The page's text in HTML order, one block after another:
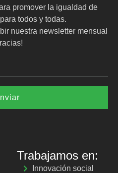
promover la igualdad de
todos y todas.
nuestra newsletter mensual
Trabajamos en:
Innovación social